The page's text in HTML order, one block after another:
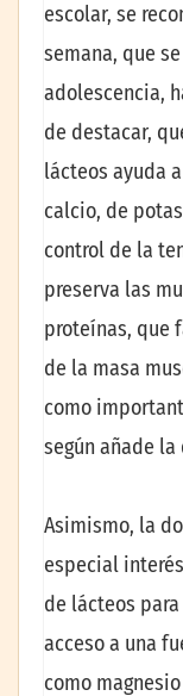
escolar, se
semana, que
adolescencia,
de destacar,
lácteos ayuda
calcio, de
control de la
preserva las
proteínas, que
de la masa
como
según añade la
Asimismo, la
especial
de lácteos
acceso a una
como